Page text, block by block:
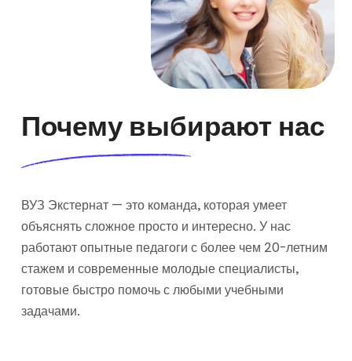
Почему выбирают нас
ВУЗ Экстернат — это команда, которая умеет
объяснять сложное просто и интересно. У нас
работают опытные педагоги с более чем 20-летним
стажем и современные молодые специалисты,
готовые быстро помочь с любыми учебными
задачами.